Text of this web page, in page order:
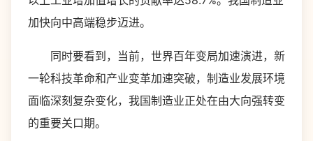
加快向中高端稳步迈进。
同时要看到，当前，世界百年变局加速演进，新
一轮科技革命和产业变革加速突破，制造业发展环境
面临深刻复杂变化，我国制造业正处在由大向强转变
的重要关口期。